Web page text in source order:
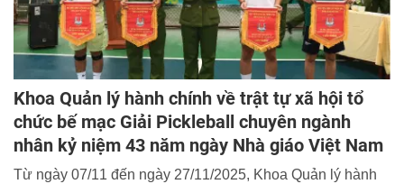
Khoa Quản lý hành chính về trật tự xã hội tổ
chức bế mạc Giải Pickleball chuyên ngành
nhân kỷ niệm 43 năm ngày Nhà giáo Việt Nam
Từ ngày 07/11 đến ngày 27/11/2025, Khoa Quản lý hành